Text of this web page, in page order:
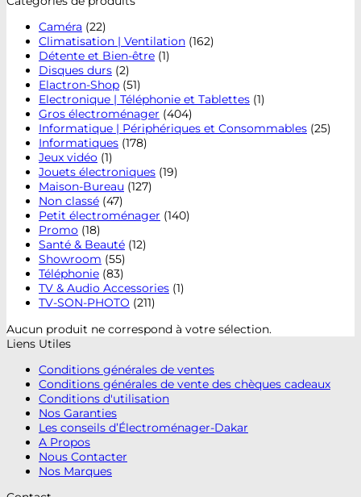
Caméra (22)
Climatisation | Ventilation (162)
Détente et Bien-être (1)
Disques durs (2)
Elactron-Shop (51)
Electronique | Téléphonie et Tablettes (1)
Gros électroménager (404)
Informatique | Périphériques et Consommables (25)
Informatiques (178)
Jeux vidéo (1)
Jouets électroniques (19)
Maison-Bureau (127)
Non classé (47)
Petit électroménager (140)
Promo (18)
Santé & Beauté (12)
Showroom (55)
Téléphonie (83)
TV & Audio Accessories (1)
TV-SON-PHOTO (211)
Aucun produit ne correspond à votre sélection.
Liens Utiles
Conditions générales de ventes
Conditions générales de vente des chèques cadeaux
Conditions d'utilisation
Nos Garanties
Les conseils d’Électroménager-Dakar
A Propos
Nous Contacter
Nos Marques